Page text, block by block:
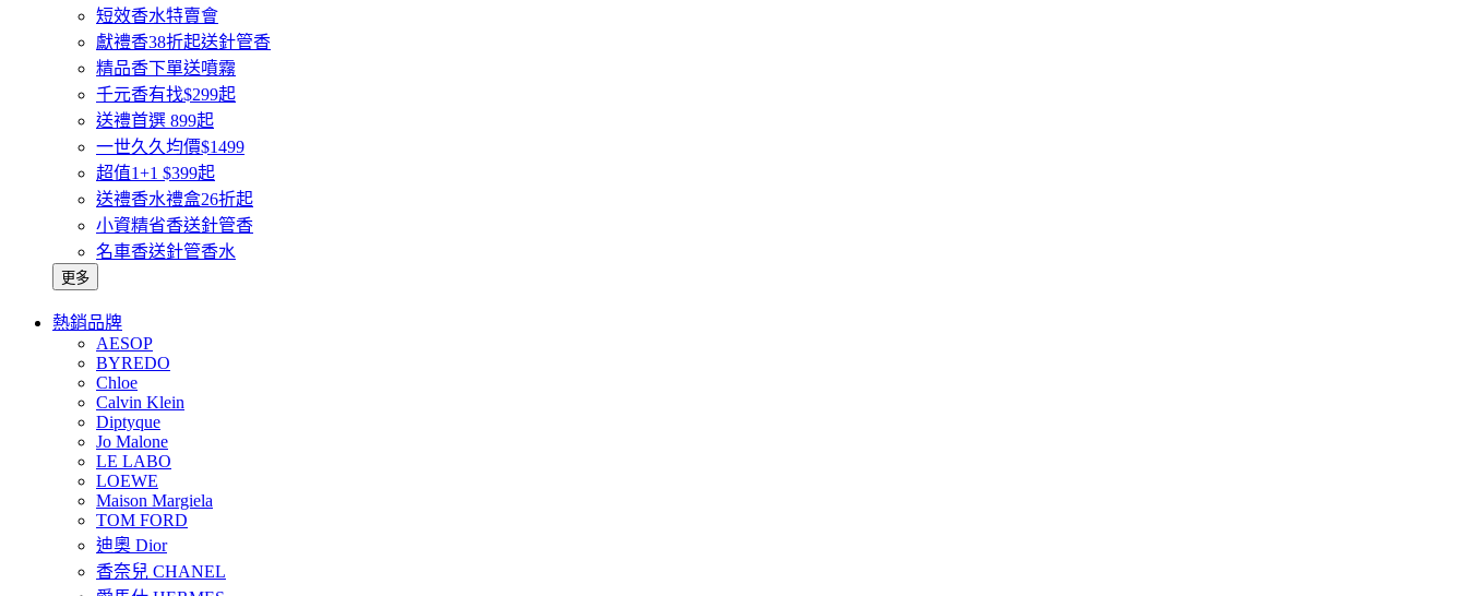
短效香水特賣會
獻禮香38折起送針管香
精品香下單送噴霧
千元香有找$299起
送禮首選 899起
一世久久均價$1499
超值1+1 $399起
送禮香水禮盒26折起
小資精省香送針管香
名車香送針管香水
更多
熱銷品牌
AESOP
BYREDO
Chloe
Calvin Klein
Diptyque
Jo Malone
LE LABO
LOEWE
Maison Margiela
TOM FORD
迪奧 Dior
香奈兒 CHANEL